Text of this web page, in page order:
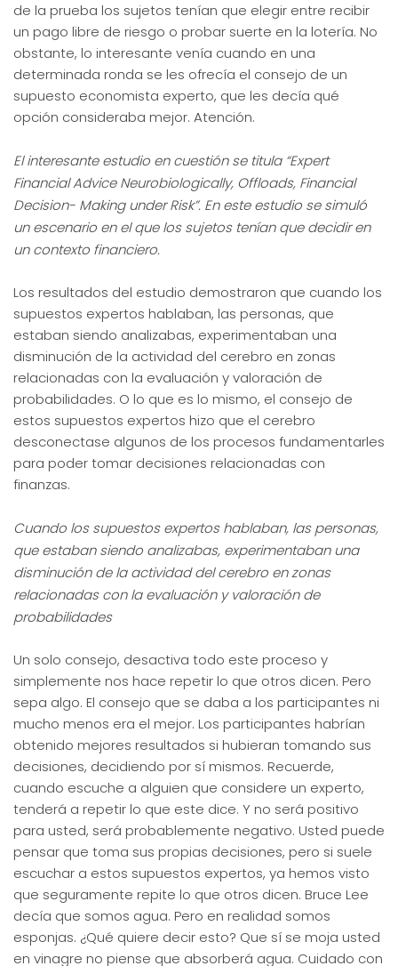
de la prueba los sujetos tenían que elegir entre recibir
un pago libre de riesgo o probar suerte en la lotería. No
obstante, lo interesante venía cuando en una
determinada ronda se les ofrecía el consejo de un
supuesto economista experto, que les decía qué
opción consideraba mejor. Atención.
El interesante estudio en cuestión se titula “Expert
Financial Advice Neurobiologically, Offloads, Financial
Decision- Making under Risk”. En este estudio se simuló
un escenario en el que los sujetos tenían que decidir en
un contexto financiero.
Los resultados del estudio demostraron que cuando los
supuestos expertos hablaban, las personas, que
estaban siendo analizabas, experimentaban una
disminución de la actividad del cerebro en zonas
relacionadas con la evaluación y valoración de
probabilidades. O lo que es lo mismo, el consejo de
estos supuestos expertos hizo que el cerebro
desconectase algunos de los procesos fundamentarles
para poder tomar decisiones relacionadas con
finanzas.
Cuando los supuestos expertos hablaban, las personas,
que estaban siendo analizabas, experimentaban una
disminución de la actividad del cerebro en zonas
relacionadas con la evaluación y valoración de
probabilidades
Un solo consejo, desactiva todo este proceso y
simplemente nos hace repetir lo que otros dicen. Pero
sepa algo. El consejo que se daba a los participantes ni
mucho menos era el mejor. Los participantes habrían
obtenido mejores resultados si hubieran tomando sus
decisiones, decidiendo por sí mismos. Recuerde,
cuando escuche a alguien que considere un experto,
tenderá a repetir lo que este dice. Y no será positivo
para usted, será probablemente negativo. Usted puede
pensar que toma sus propias decisiones, pero si suele
escuchar a estos supuestos expertos, ya hemos visto
que seguramente repite lo que otros dicen. Bruce Lee
decía que somos agua. Pero en realidad somos
esponjas. ¿Qué quiere decir esto? Que sí se moja usted
en vinagre no piense que absorberá agua. Cuidado con